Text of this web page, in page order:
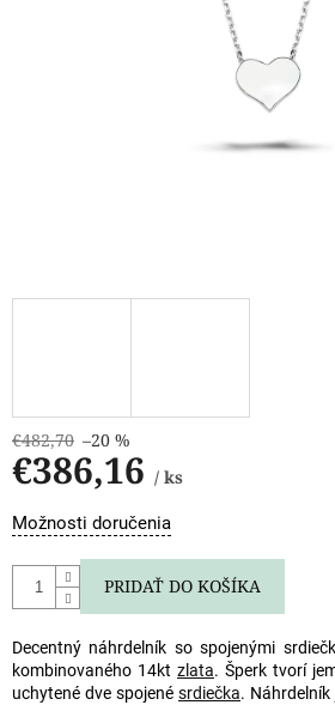
€482,70 –20 %
€386,16 / ks
Jednotková
cena:
Možnosti doručenia
PRIDAŤ DO KOŠÍKA
Decentný náhrdelník so spojenými
kombinovaného 14kt zlata. Šperk tvorí
uchytené dve spojené srdiečka.